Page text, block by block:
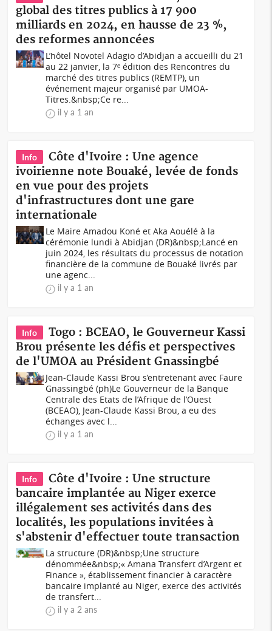
global des titres publics à 17 900
milliards en 2024, en hausse de 23 %,
des reformes annoncées
L’hôtel Novotel Adagio d’Abidjan a accueilli du 21
au 22 janvier, la 7ᵉ édition des Rencontres du
marché des titres publics (REMTP), un
événement majeur organisé par UMOA-
Titres.&nbsp;Ce re...
il y a 1 an
Info
Côte d'Ivoire : Une agence
ivoirienne note Bouaké, levée de fonds
en vue pour des projets
d'infrastructures dont une gare
internationale
Le Maire Amadou Koné et Aka Aouélé à la
cérémonie lundi à Abidjan (DR)&nbsp;Lancé en
juin 2024, les résultats du processus de notation
financière de la commune de Bouaké livrés par
une agenc...
il y a 1 an
Info
Togo : BCEAO, le Gouverneur Kassi
Brou présente les défis et perspectives
de l'UMOA au Président Gnassingbé
Jean-Claude Kassi Brou s’entretenant avec Faure
Gnassingbé (ph)Le Gouverneur de la Banque
Centrale des Etats de l’Afrique de l’Ouest
(BCEAO), Jean-Claude Kassi Brou, a eu des
échanges avec l...
il y a 1 an
Info
Côte d'Ivoire : Une structure
bancaire implantée au Niger exerce
illégalement ses activités dans des
localités, les populations invitées à
s'abstenir d'effectuer toute transaction
La structure (DR)&nbsp;Une structure
dénommée&nbsp;« Amana Transfert d’Argent et
Finance », établissement financier à caractère
bancaire implanté au Niger, exerce des activités
de transfert...
il y a 2 ans